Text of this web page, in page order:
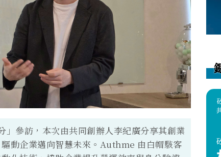
參訪，本次由共同創辦人李紀廣分享其創業
動企業邁向智慧未來。Authme 由白帽駭客